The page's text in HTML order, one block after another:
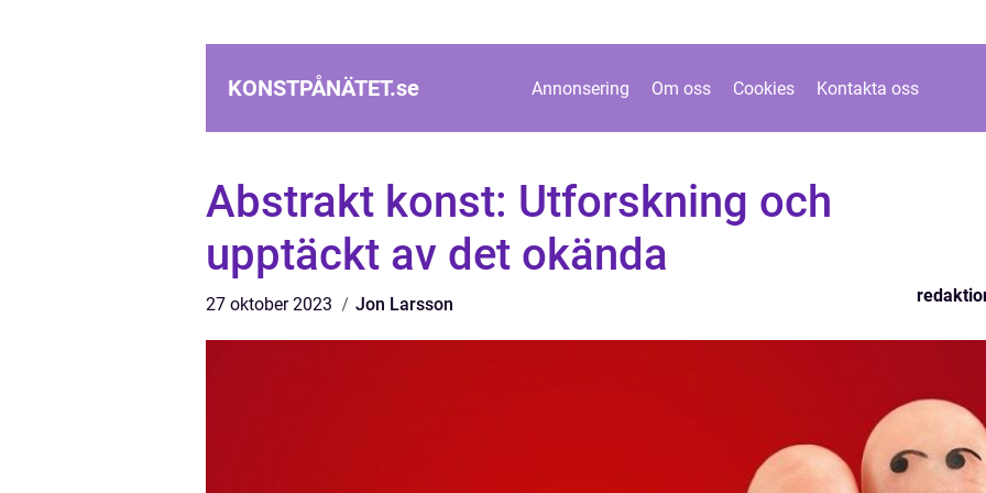
KONSTPÅNÄTET.se Annonsering Om oss Cookies Kontakta oss
Abstrakt konst: Utforskning och
upptäckt av det okända
27 oktober 2023 Jon Larsson